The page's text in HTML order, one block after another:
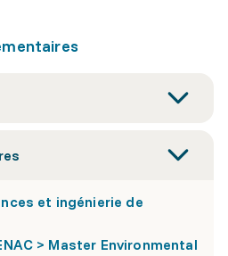
et ingénierie de
> Master Environmental